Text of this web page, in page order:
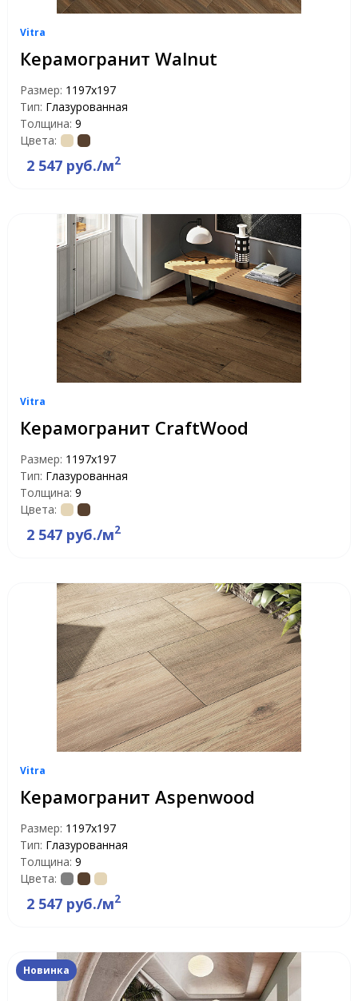
Vitra
Керамогранит Walnut
Размер: 1197х197
Тип: Глазурованная
Толщина: 9
Цвета:
2 547 руб./м2
Vitra
Керамогранит CraftWood
Размер: 1197х197
Тип: Глазурованная
Толщина: 9
Цвета:
2 547 руб./м2
Vitra
Керамогранит Aspenwood
Размер: 1197х197
Тип: Глазурованная
Толщина: 9
Цвета:
2 547 руб./м2
Новинка